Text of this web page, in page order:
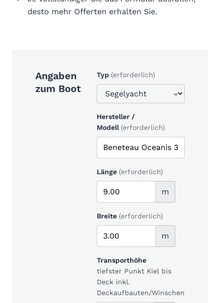
desto mehr Offerten erhalten Sie.
Angaben
zum Boot
Typ (erforderlich)
Hersteller /
Modell (erforderlich)
Länge (erforderlich)
m
Breite (erforderlich)
m
Transporthöhe
tiefster Punkt Kiel bis
Deck inkl.
Deckaufbauten/Winschen